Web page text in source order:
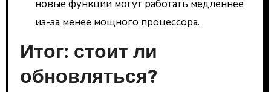
новые функции могут работать медленнее
из-за менее мощного процессора.
Итог: стоит ли
обновляться?